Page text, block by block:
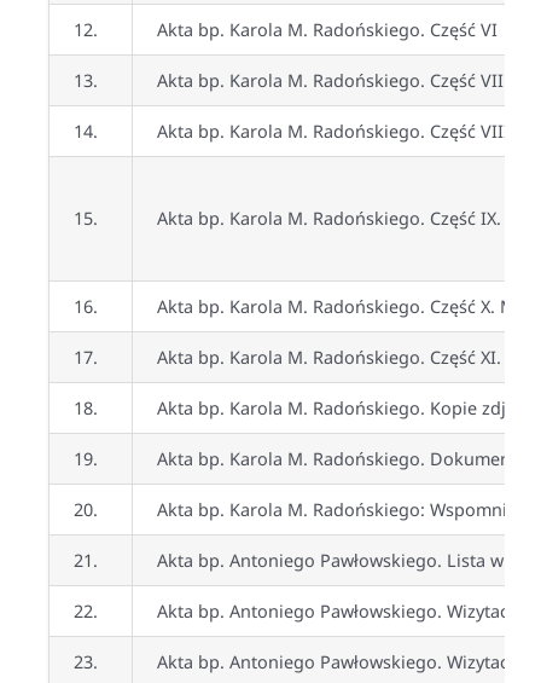
12. Akta bp. Karola M. Radońskiego. Część VI
13. Akta bp. Karola M. Radońskiego. Część VII
14. Akta bp. Karola M. Radońskiego. Część VIII.
15. Akta bp. Karola M. Radońskiego. Część IX.
16. Akta bp. Karola M. Radońskiego. Część X.
17. Akta bp. Karola M. Radońskiego. Część XI.
18. Akta bp. Karola M. Radońskiego. Kopie zdjęć
19. Akta bp. Karola M. Radońskiego.
20. Akta bp. Karola M. Radońskiego:
21. Akta bp. Antoniego Pawłowskiego. Lista
22. Akta bp. Antoniego Pawłowskiego. Wizytacje
23. Akta bp. Antoniego Pawłowskiego. Wizytacje